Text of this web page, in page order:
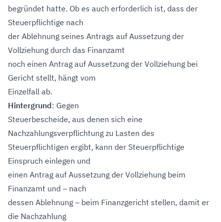
begründet hatte. Ob es auch erforderlich ist, dass der
Steuerpflichtige nach
der Ablehnung seines Antrags auf Aussetzung der
Vollziehung durch das Finanzamt
noch einen Antrag auf Aussetzung der Vollziehung bei
Gericht stellt, hängt vom
Einzelfall ab.
Hintergrund: Gegen
Steuerbescheide, aus denen sich eine
Nachzahlungsverpflichtung zu Lasten des
Steuerpflichtigen ergibt, kann der Steuerpflichtige
Einspruch einlegen und
einen Antrag auf Aussetzung der Vollziehung beim
Finanzamt und – nach
dessen Ablehnung – beim Finanzgericht stellen, damit er
die Nachzahlung